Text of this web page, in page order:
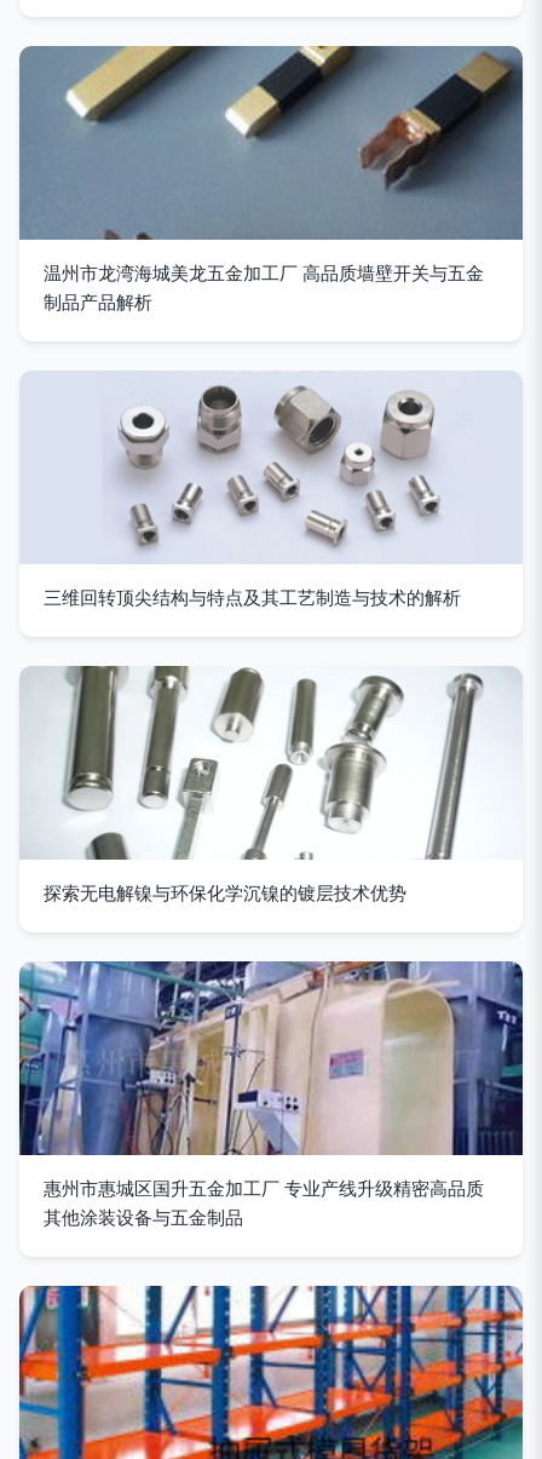
温州市龙湾海城美龙五金加工厂 高品质墙壁开关与五金
制品产品解析
三维回转顶尖结构与特点及其工艺制造与技术的解析
探索无电解镍与环保化学沉镍的镀层技术优势
惠州市惠城区国升五金加工厂 专业产线升级精密高品质
其他涂装设备与五金制品